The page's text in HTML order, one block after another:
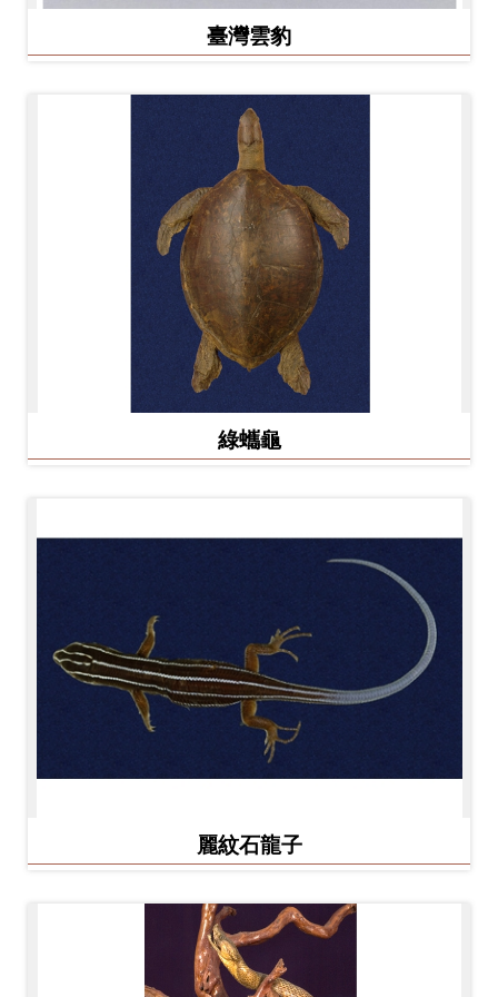
臺灣雲豹
綠蠵龜
麗紋石龍子